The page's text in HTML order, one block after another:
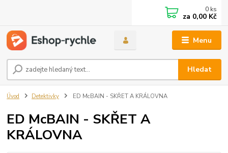
Menu
Hledat
0 ks
za 0,00 Kč
Úvod Detektivky ED McBAIN - SKŘET A KRÁLOVNA
ED McBAIN - SKŘET A
KRÁLOVNA